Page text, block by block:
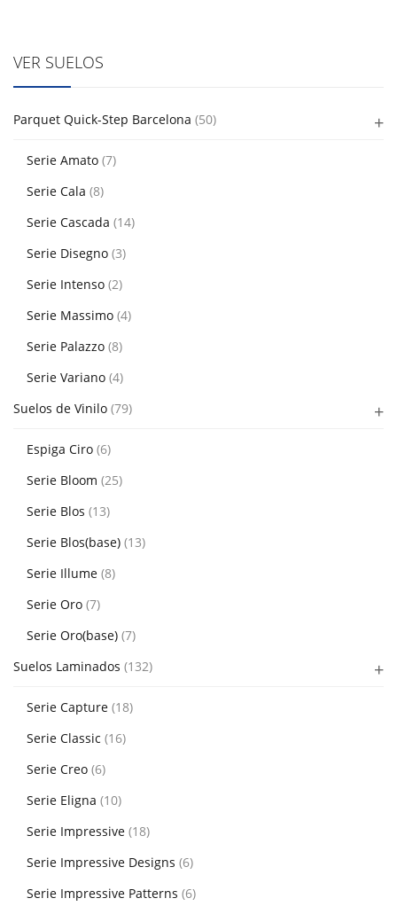
VER SUELOS
Parquet Quick-Step Barcelona (50)
Serie Amato (7)
Serie Cala (8)
Serie Cascada (14)
Serie Disegno (3)
Serie Intenso (2)
Serie Massimo (4)
Serie Palazzo (8)
Serie Variano (4)
Suelos de Vinilo (79)
Espiga Ciro (6)
Serie Bloom (25)
Serie Blos (13)
Serie Blos(base) (13)
Serie Illume (8)
Serie Oro (7)
Serie Oro(base) (7)
Suelos Laminados (132)
Serie Capture (18)
Serie Classic (16)
Serie Creo (6)
Serie Eligna (10)
Serie Impressive (18)
Serie Impressive Designs (6)
Serie Impressive Patterns (6)